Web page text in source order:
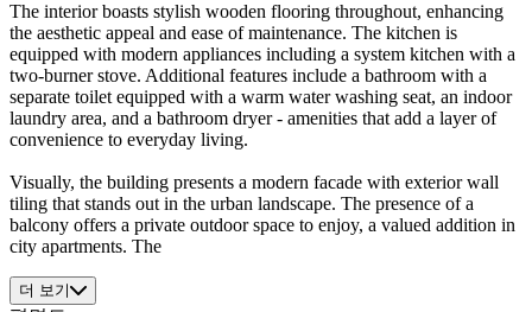
The interior boasts stylish wooden flooring throughout, enhancing
the aesthetic appeal and ease of maintenance. The kitchen is
equipped with modern appliances including a system kitchen with a
two-burner stove. Additional features include a bathroom with a
separate toilet equipped with a warm water washing seat, an indoor
laundry area, and a bathroom dryer - amenities that add a layer of
convenience to everyday living.
Visually, the building presents a modern facade with exterior wall
tiling that stands out in the urban landscape. The presence of a
balcony offers a private outdoor space to enjoy, a valued addition in
city apartments. The
더 보기